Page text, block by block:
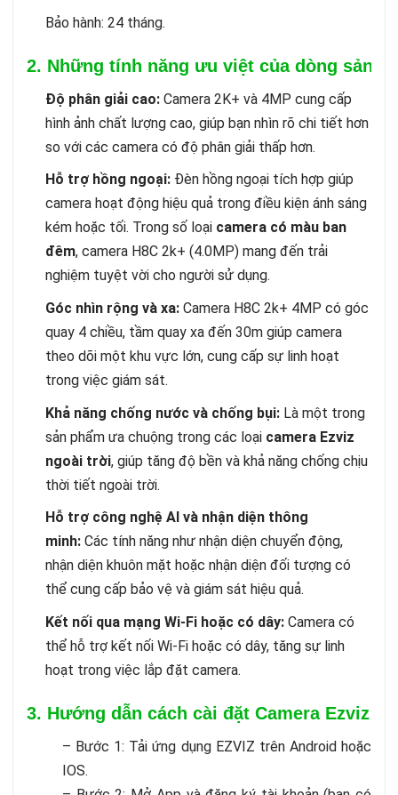
Bảo hành: 24 tháng.
2. Những tính năng ưu việt của dòng sản
Độ phân giải cao:Camera 2K+ và 4MP cung cấp
hình ảnh chất lượng cao, giúp bạn nhìn rõ chi tiết hơn
so với các camera có độ phân giải thấp hơn.
Hỗ trợ hồng ngoại:Đèn hồng ngoại tích hợp giúp
camera hoạt động hiệu quả trong điều kiện ánh sáng
kém hoặc tối. Trong số loại camera có màu ban
đêm, camera H8C 2k+ (4.0MP) mang đến trải
nghiệm tuyệt vời cho người sử dụng.
Góc nhìn rộng và xa:Camera H8C 2k+ 4MP có góc
quay 4 chiều, tầm quay xa đến 30m giúp camera
theo dõi một khu vực lớn, cung cấp sự linh hoạt
trong việc giám sát.
Khả năng chống nước và chống bụi:Là một trong
sản phẩm ưa chuộng trong các loại camera Ezviz
ngoài trời, giúp tăng độ bền và khả năng chống chịu
thời tiết ngoài trời.
Hỗ trợ công nghệ AI và nhận diện thông
minh:Các tính năng như nhận diện chuyển động,
nhận diện khuôn mặt hoặc nhận diện đối tượng có
thể cung cấp bảo vệ và giám sát hiệu quả.
Kết nối qua mạng Wi-Fi hoặc có dây:Camera có
thể hỗ trợ kết nối Wi-Fi hoặc có dây, tăng sự linh
hoạt trong việc lắp đặt camera.
3. Hướng dẫn cách cài đặt Camera Ezviz
– Bước 1: Tải ứng dụng EZVIZ trên Android hoặc
IOS.